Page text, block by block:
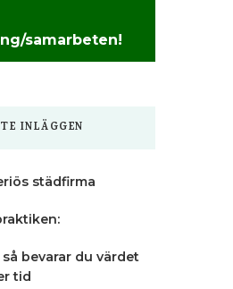
samarbeten!
INLÄGGEN
städfirma
bevarar du värdet
tid